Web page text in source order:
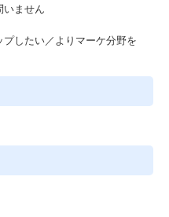
いません
したい／よりマーケ分野を